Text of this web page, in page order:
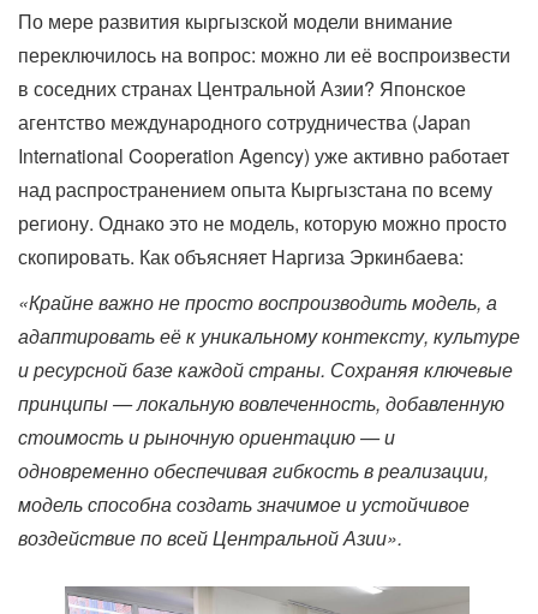
По мере развития кыргызской модели внимание
переключилось на вопрос: можно ли её воспроизвести
в соседних странах Центральной Азии? Японское
агентство международного сотрудничества (Japan
International Cooperation Agency) уже активно работает
над распространением опыта Кыргызстана по всему
региону. Однако это не модель, которую можно просто
скопировать. Как объясняет Наргиза Эркинбаева:
«Крайне важно не просто воспроизводить модель, а
адаптировать её к уникальному контексту, культуре
и ресурсной базе каждой страны. Сохраняя ключевые
принципы — локальную вовлеченность, добавленную
стоимость и рыночную ориентацию — и
одновременно обеспечивая гибкость в реализации,
модель способна создать значимое и устойчивое
воздействие по всей Центральной Азии».